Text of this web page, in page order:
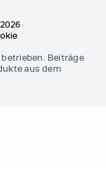
Beiträge
aus dem